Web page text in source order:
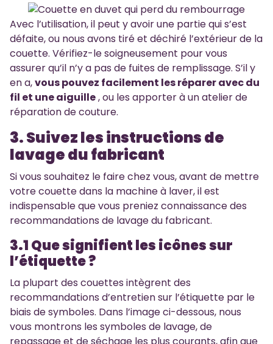
Avec l’utilisation, il peut y avoir une partie qui s’est
défaite, ou nous avons tiré et déchiré l’extérieur de la
couette. Vérifiez-le soigneusement pour vous
assurer qu’il n’y a pas de fuites de remplissage. S’il y
en a,vous pouvez facilement les réparer avec du
fil et une aiguille, ou les apporter à un atelier de
réparation de couture.
3. Suivez les instructions de
lavage du fabricant
Si vous souhaitez le faire chez vous, avant de mettre
votre couette dans la machine à laver, il est
indispensable que vous preniez connaissance des
recommandations de lavage du fabricant.
3.1 Que signifient les icônes sur
l’étiquette ?
La plupart des couettes intègrent des
recommandations d’entretien sur l’étiquette par le
biais de symboles. Dans l’image ci-dessous, nous
vous montrons les symboles de lavage, de